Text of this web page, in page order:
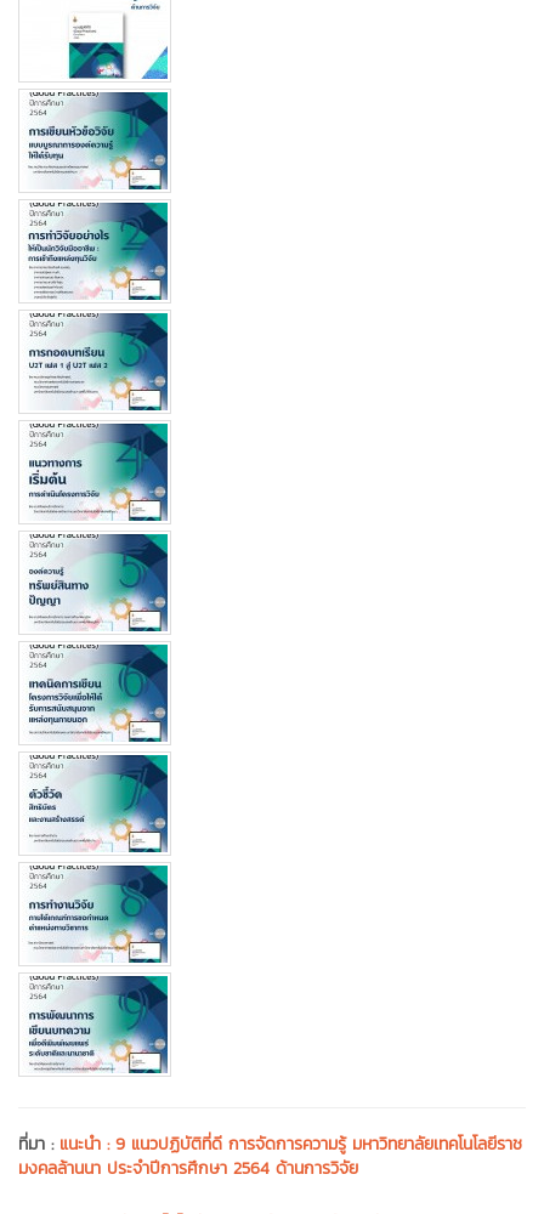
ที่มา : แนะนำ : 9 แนวปฏิบัติที่ดี การจัดการความรู้ มหาวิทยาลัยเทคโนโลยีราช
มงคลล้านนา ประจำปีการศึกษา 2564 ด้านการวิจัย